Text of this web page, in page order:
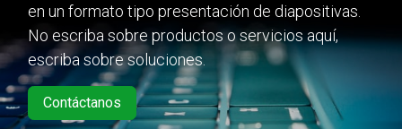
en un formato tipo presentación de diapositivas.
No escriba sobre productos o servicios aquí,
escriba sobre soluciones.
Contáctanos